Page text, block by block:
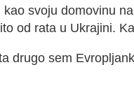
svoju domovinu
od rata u Ukrajini.
drugo sem